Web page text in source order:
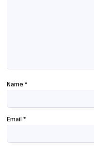
Name *
Email *